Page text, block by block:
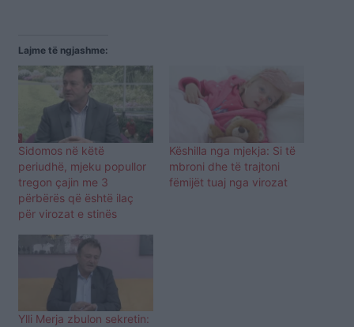
Lajme të ngjashme:
Sidomos në këtë
periudhë, mjeku popullor
tregon çajin me 3
përbërës që është ilaç
për virozat e stinës
Këshilla nga mjekja: Si të
mbroni dhe të trajtoni
fëmijët tuaj nga virozat
Ylli Merja zbulon sekretin: